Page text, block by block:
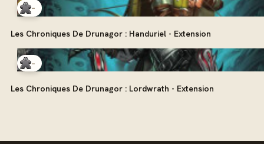
-
Les Chroniques De Drunagor : Handuriel - Extension
-
Les Chroniques De Drunagor : Lordwrath - Extension